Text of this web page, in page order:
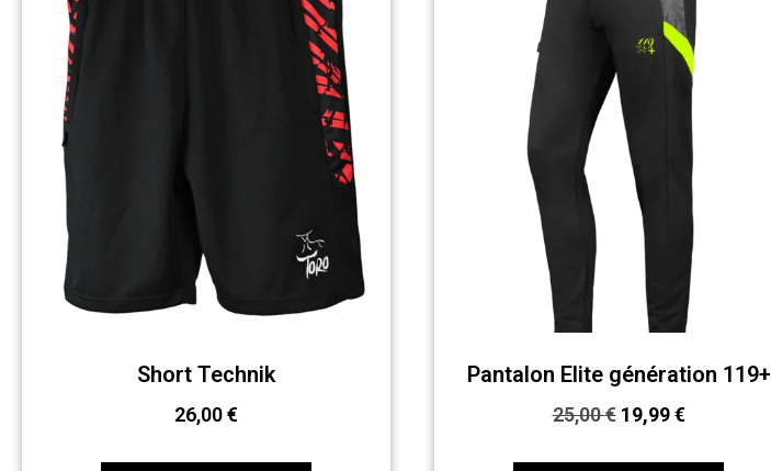
Short Technik
26,00€
Pantalon Elite génération 119+
25,00€ 19,99€